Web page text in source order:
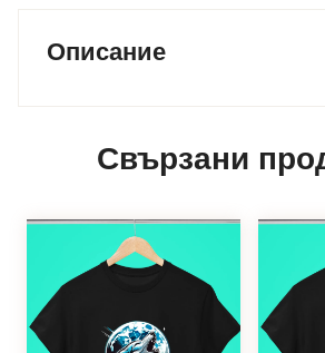
Описание
Свързани